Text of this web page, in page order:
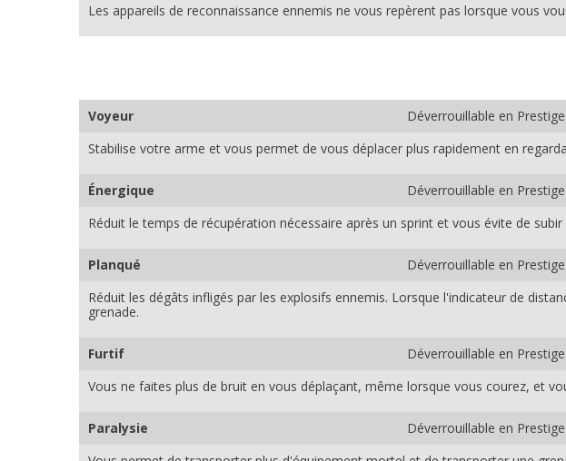
Les appareils de reconnaissance ennemis ne vous repèrent pas lorsque vous
Voyeur
Déverrouillable en
Stabilise votre arme et vous permet de vous déplacer plus rapidement en
Énergique
Déverrouillable en
Réduit le temps de récupération nécessaire après un sprint et vous évite de
Planqué
Déverrouillable en
Réduit les dégâts infligés par les explosifs ennemis. Lorsque l'indicateur de
grenade.
Furtif
Déverrouillable en
Vous ne faites plus de bruit en vous déplaçant, même lorsque vous courez, et
Paralysie
Déverrouillable en